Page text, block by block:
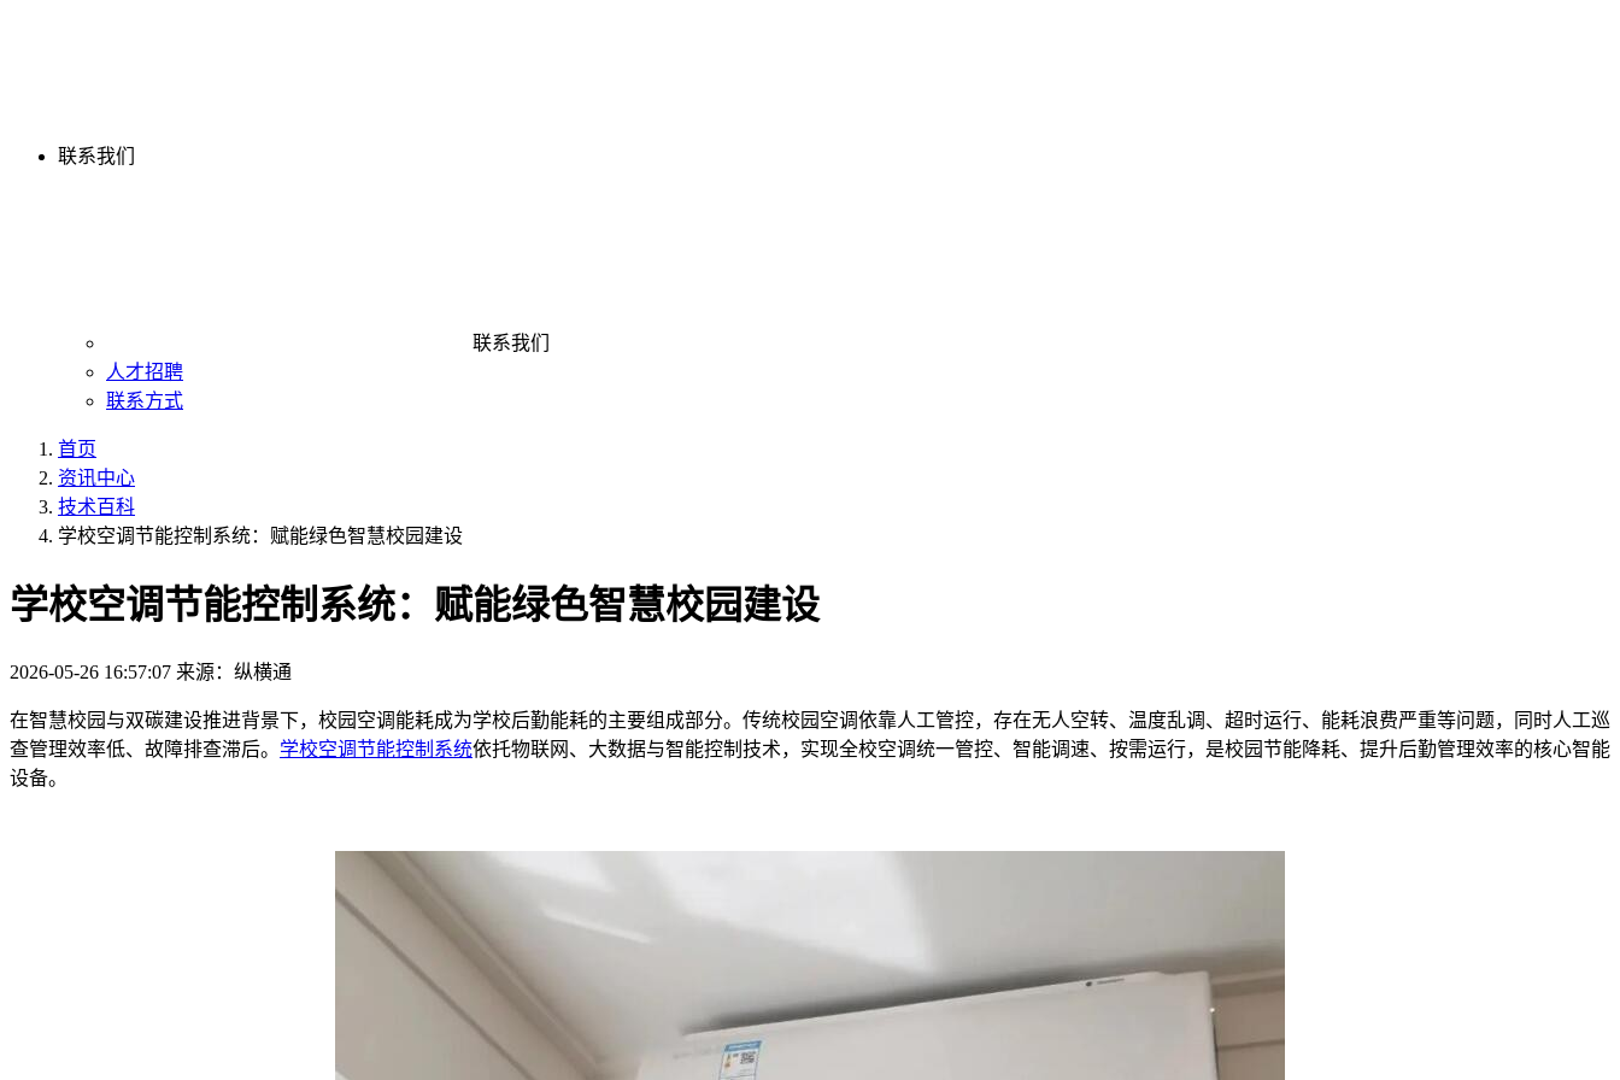
联系我们
联系我们
人才招聘
联系方式
首页
资讯中心
技术百科
学校空调节能控制系统：赋能绿色智慧校园建设
学校空调节能控制系统：赋能绿色智慧校园建设
2026-05-26 16:57:07 来源：纵横通
在智慧校园与双碳建设推进背景下，校园空调能耗成为学校后勤能耗的主要组成部分。传统校园空调依靠人工管控，存在无人空转、温度乱调、超时运行、能耗浪费严重等问题，同时人工巡
查管理效率低、故障排查滞后。 学校空调节能控制系统依托物联网、大数据与智能控制技术，实现全校空调统一管控、智能调速、按需运行，是校园节能降耗、提升后勤管理效率的核心智能
设备。